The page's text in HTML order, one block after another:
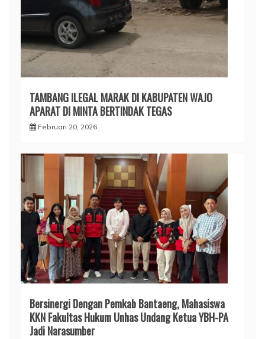
TAMBANG ILEGAL MARAK DI KABUPATEN WAJO
APARAT DI MINTA BERTINDAK TEGAS
Februari 20, 2026
Bersinergi Dengan Pemkab Bantaeng, Mahasiswa
KKN Fakultas Hukum Unhas Undang Ketua YBH-PA
Jadi Narasumber